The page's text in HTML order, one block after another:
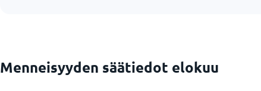
Menneisyyden säätiedot elokuu